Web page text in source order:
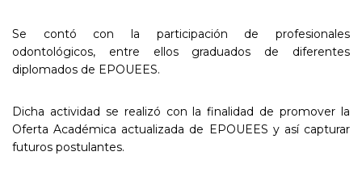
Se contó con la participación de profesionales
odontológicos, entre ellos graduados de diferentes
diplomados de EPOUEES.
Dicha actividad se realizó con la finalidad de promover la
Oferta Académica actualizada de EPOUEES y así capturar
futuros postulantes.